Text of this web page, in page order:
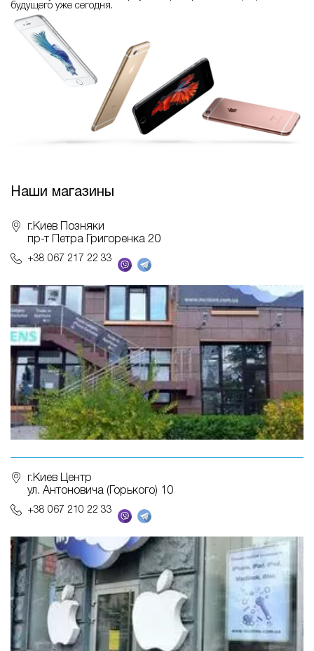
будущего уже сегодня.
Наши магазины
г.Киев Позняки
пр-т Петра Григоренка 20
+38 067 217 22 33
г.Киев Центр
ул. Антоновича (Горького) 10
+38 067 210 22 33